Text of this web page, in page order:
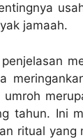
jamaah.
tahun. Ini
ritual yang